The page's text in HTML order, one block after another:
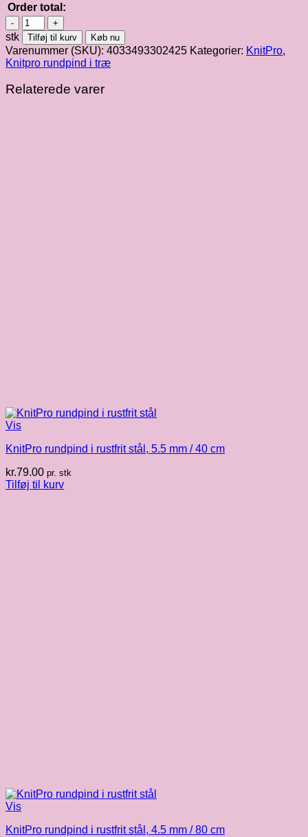
Order total:
KnitPro
rundpind
i
træ,
2.5
mm
/
stk Tilføj til kurv Køb nu
Varenummer (SKU): 4033493302425 Kategorier: KnitPro,
Knitpro rundpind i træ
Relaterede varer
Vis
KnitPro rundpind i rustfrit stål, 5.5 mm / 40 cm
kr.79.00 pr. stk
Tilføj til kurv
Vis
KnitPro rundpind i rustfrit stål, 4.5 mm / 80 cm